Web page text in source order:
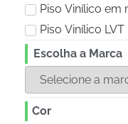
Piso Vinílico em
Piso Vinílico LVT
Escolha a Marca
Cor